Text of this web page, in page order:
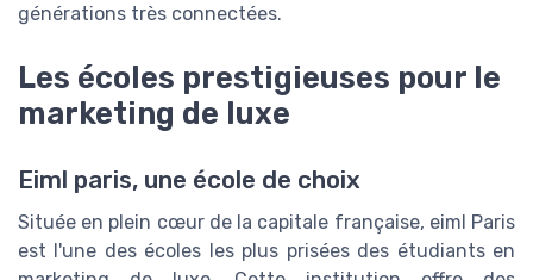
générations très connectées.
Les écoles prestigieuses pour le
marketing de luxe
Eiml paris, une école de choix
Située en plein cœur de la capitale française, eiml Paris
est l'une des écoles les plus prisées des étudiants en